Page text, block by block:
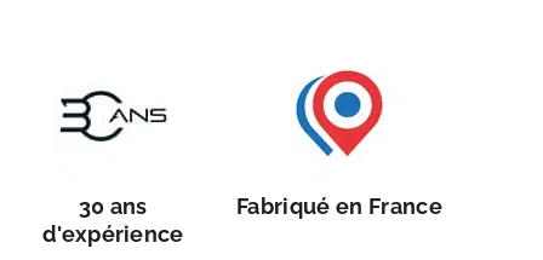
30 ans
d'expérience
Fabriqué en France